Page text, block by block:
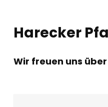
Harecker
Wir freuen uns